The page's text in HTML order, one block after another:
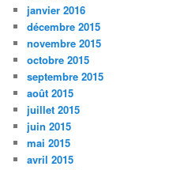
janvier 2016
décembre 2015
novembre 2015
octobre 2015
septembre 2015
août 2015
juillet 2015
juin 2015
mai 2015
avril 2015